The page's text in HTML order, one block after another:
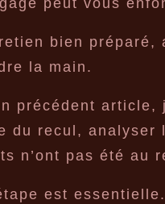
peut vous
bien préparé,
la main.
précédent
du recul, analyser
n’ont pas été au
est